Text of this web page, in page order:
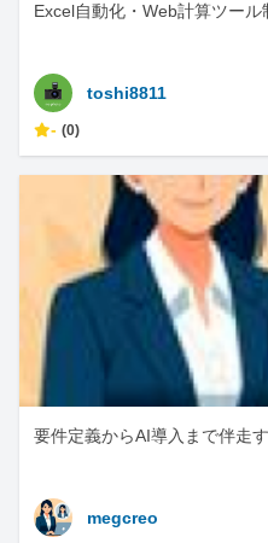
Excel自動化・Web計算ツー
toshi8811
- (0)
要件定義からAI導入まで伴走
megcreo